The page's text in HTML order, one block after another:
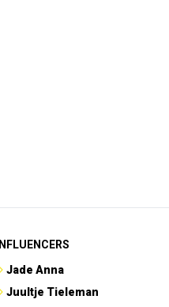
INFLUENCERS
Jade Anna
Juultje Tieleman